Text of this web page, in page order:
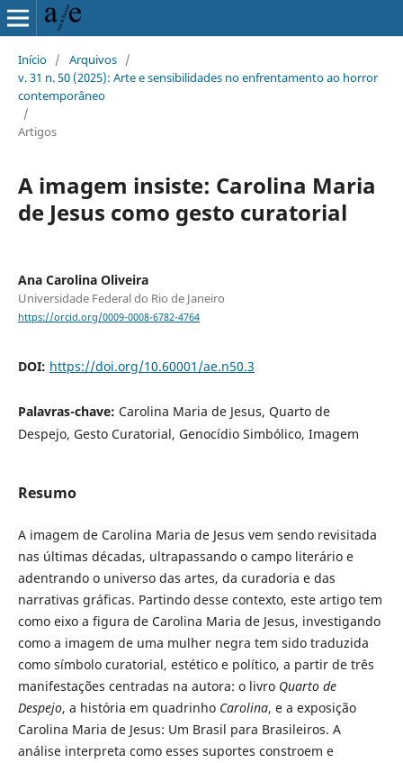
Início / Arquivos /
v. 31 n. 50 (2025): Arte e sensibilidades no enfrentamento ao horror
contemporâneo
/
Artigos
A imagem insiste: Carolina Maria
de Jesus como gesto curatorial
Ana Carolina Oliveira
Universidade Federal do Rio de Janeiro
https://orcid.org/0009-0008-6782-4764
DOI: https://doi.org/10.60001/ae.n50.3
Palavras-chave: Carolina Maria de Jesus, Quarto de
Despejo, Gesto Curatorial, Genocídio Simbólico, Imagem
Resumo
A imagem de Carolina Maria de Jesus vem sendo revisitada
nas últimas décadas, ultrapassando o campo literário e
adentrando o universo das artes, da curadoria e das
narrativas gráficas. Partindo desse contexto, este artigo tem
como eixo a figura de Carolina Maria de Jesus, investigando
como a imagem de uma mulher negra tem sido traduzida
como símbolo curatorial, estético e político, a partir de três
manifestações centradas na autora: o livro Quarto de
Despejo, a história em quadrinho Carolina, e a exposição
Carolina Maria de Jesus: Um Brasil para Brasileiros. A
análise interpreta como esses suportes constroem e